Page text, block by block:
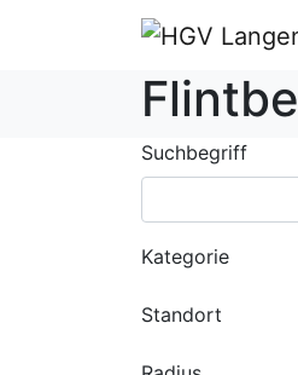
Suchbegriff
Kategorie
Standort